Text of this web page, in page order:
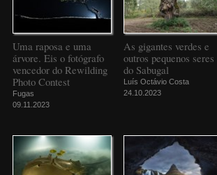
Uma raposa e uma
árvore. Eis o fotógrafo
vencedor do Rewilding
Photo Contest
Fugas
09.11.2023
As gigantes verdes e
outros pequenos seres
do Sabugal
Luís Octávio Costa
24.10.2023